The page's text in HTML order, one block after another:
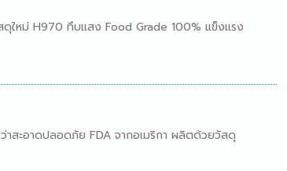
ดุใหม่ H970 ทึบแสง Food Grade 100% แข็งแรง
าสะอาดปลอดภัย FDA จากอเมริกา ผลิตด้วยวัสดุ